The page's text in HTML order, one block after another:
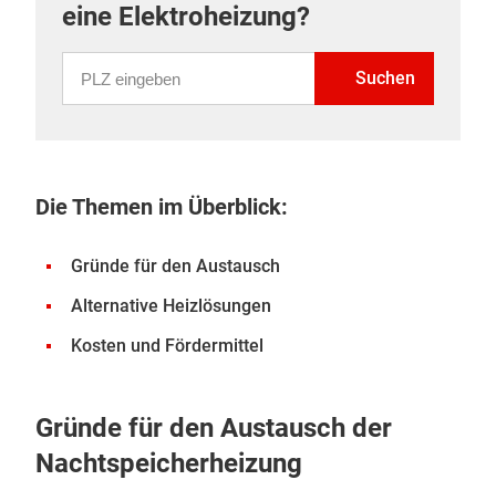
eine Elektroheizung?
Suchen
Die Themen im Überblick:
Gründe für den Austausch
Alternative Heizlösungen
Kosten und Fördermittel
Gründe für den Austausch der
Nachtspeicherheizung